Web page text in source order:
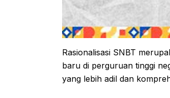
Rasionalisasi SNBT
baru di perguruan tinggi
yang lebih adil dan